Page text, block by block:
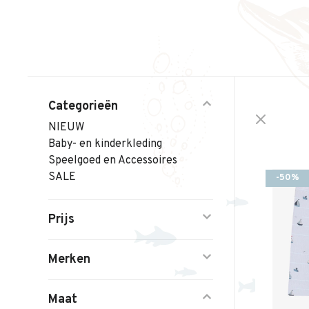
Categorieën
NIEUW
Baby- en kinderkleding
Speelgoed en Accessoires
SALE
Prijs
Merken
Maat
-50%